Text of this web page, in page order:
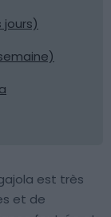
jours)
est très
et de